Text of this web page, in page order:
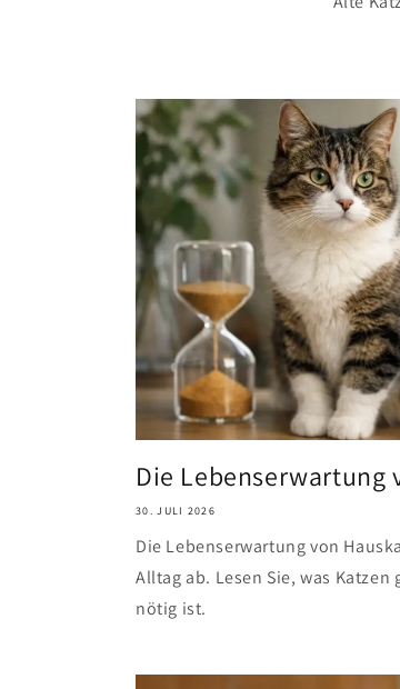
Die Lebenserwartung
30. JULI 2026
Die Lebenserwartung von
Alltag ab. Lesen Sie, was
nötig ist.